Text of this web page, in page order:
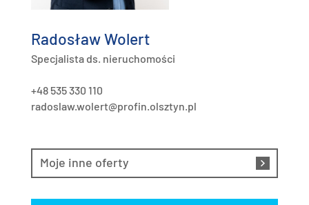
Radosław Wolert
Specjalista ds. nieruchomości
+48 535 330 110
radoslaw.wolert@profin.olsztyn.pl
Moje inne oferty